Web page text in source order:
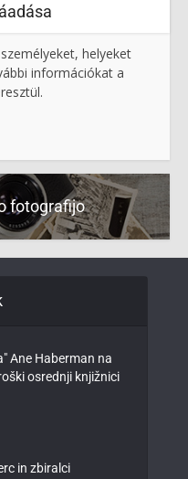
helyeket
információkat a
fotografijo
Ane Haberman na
osrednji knjižnici
in zbiralci